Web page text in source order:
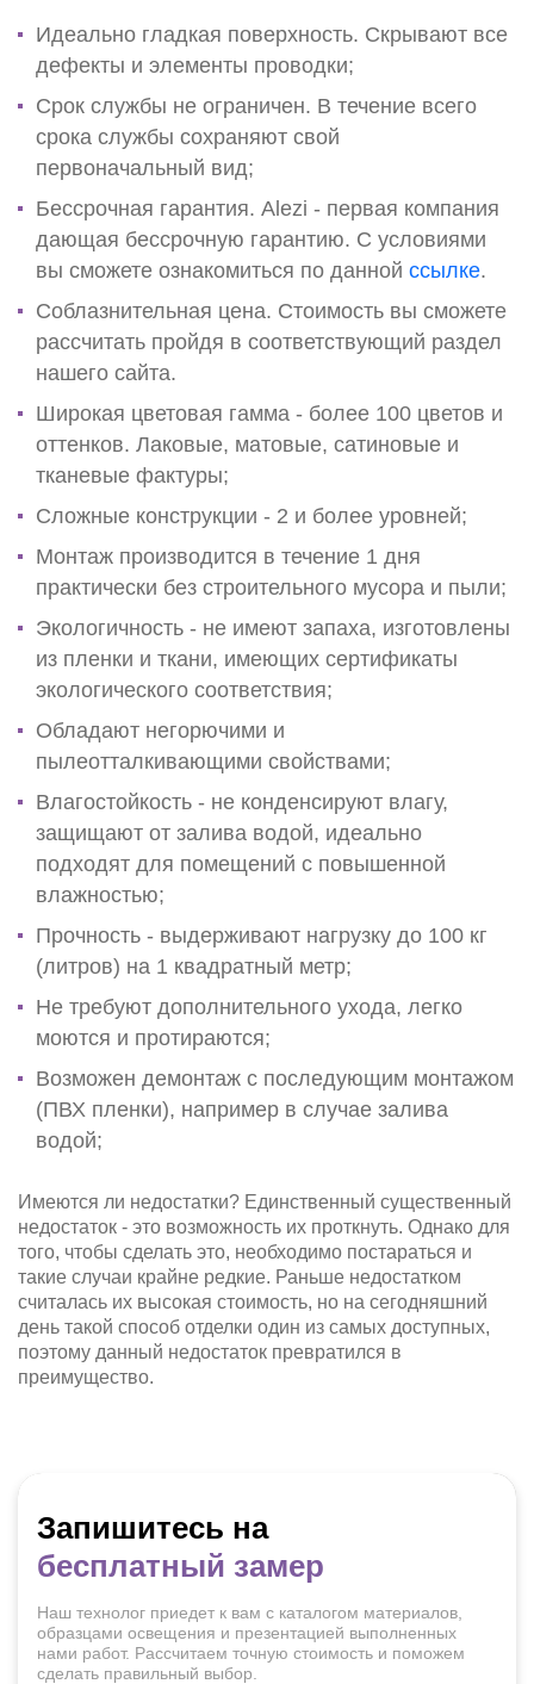
Идеально гладкая поверхность. Скрывают все
дефекты и элементы проводки;
Срок службы не ограничен. В течение всего
срока службы сохраняют свой
первоначальный вид;
Бессрочная гарантия. Alezi - первая компания
дающая бессрочную гарантию. С условиями
вы сможете ознакомиться по данной ссылке.
Соблазнительная цена. Стоимость вы сможете
рассчитать пройдя в соответствующий раздел
нашего сайта.
Широкая цветовая гамма - более 100 цветов и
оттенков. Лаковые, матовые, сатиновые и
тканевые фактуры;
Сложные конструкции - 2 и более уровней;
Монтаж производится в течение 1 дня
практически без строительного мусора и пыли;
Экологичность - не имеют запаха, изготовлены
из пленки и ткани, имеющих сертификаты
экологического соответствия;
Обладают негорючими и
пылеотталкивающими свойствами;
Влагостойкость - не конденсируют влагу,
защищают от залива водой, идеально
подходят для помещений с повышенной
влажностью;
Прочность - выдерживают нагрузку до 100 кг
(литров) на 1 квадратный метр;
Не требуют дополнительного ухода, легко
моются и протираются;
Возможен демонтаж с последующим монтажом
(ПВХ пленки), например в случае залива
водой;
Имеются ли недостатки? Единственный существенный
недостаток - это возможность их проткнуть. Однако для
того, чтобы сделать это, необходимо постараться и
такие случаи крайне редкие. Раньше недостатком
считалась их высокая стоимость, но на сегодняшний
день такой способ отделки один из самых доступных,
поэтому данный недостаток превратился в
преимущество.
Запишитесь на
бесплатный замер
Наш технолог приедет к вам с каталогом материалов,
образцами освещения и презентацией выполненных
нами работ. Рассчитаем точную стоимость и поможем
сделать правильный выбор.